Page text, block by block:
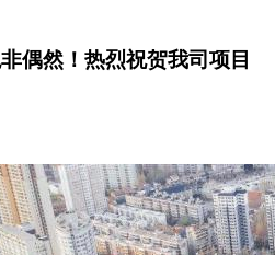
偶然！热烈祝贺我司项目